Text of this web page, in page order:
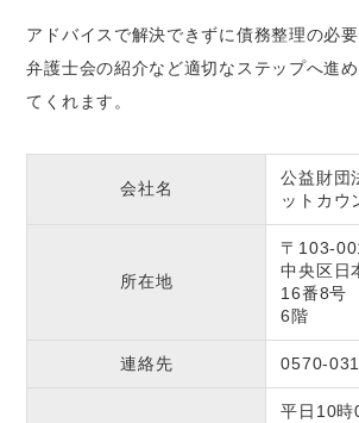
アドバイスで解決できずに債務整理の必要
弁護士会の紹介など適切なステップへ進
てくれます。
会社名
公益財団
ットカウ
所在地
〒103-
中央区日
16番8号
6階
連絡先 0570-
平日10時